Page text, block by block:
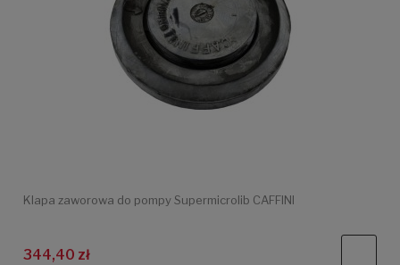
Klapa zaworowa do pompy Supermicrolib CAFFINI
344,40 zł